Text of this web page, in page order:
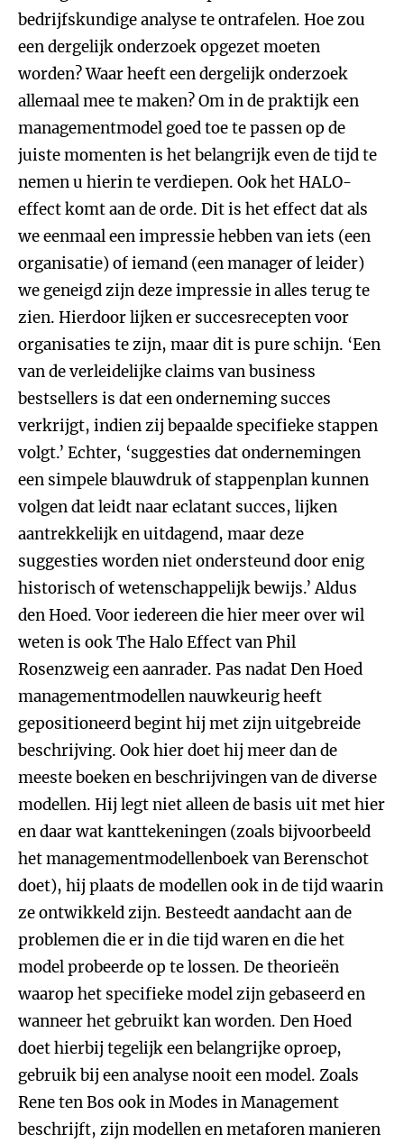
bedrijfskundige analyse te ontrafelen. Hoe zou
een dergelijk onderzoek opgezet moeten
worden? Waar heeft een dergelijk onderzoek
allemaal mee te maken? Om in de praktijk een
managementmodel goed toe te passen op de
juiste momenten is het belangrijk even de tijd te
nemen u hierin te verdiepen. Ook het HALO-
effect komt aan de orde. Dit is het effect dat als
we eenmaal een impressie hebben van iets (een
organisatie) of iemand (een manager of leider)
we geneigd zijn deze impressie in alles terug te
zien. Hierdoor lijken er succesrecepten voor
organisaties te zijn, maar dit is pure schijn. ‘Een
van de verleidelijke claims van business
bestsellers is dat een onderneming succes
verkrijgt, indien zij bepaalde specifieke stappen
volgt.’ Echter, ‘suggesties dat ondernemingen
een simpele blauwdruk of stappenplan kunnen
volgen dat leidt naar eclatant succes, lijken
aantrekkelijk en uitdagend, maar deze
suggesties worden niet ondersteund door enig
historisch of wetenschappelijk bewijs.’ Aldus
den Hoed. Voor iedereen die hier meer over wil
weten is ook The Halo Effect van Phil
Rosenzweig een aanrader. Pas nadat Den Hoed
managementmodellen nauwkeurig heeft
gepositioneerd begint hij met zijn uitgebreide
beschrijving. Ook hier doet hij meer dan de
meeste boeken en beschrijvingen van de diverse
modellen. Hij legt niet alleen de basis uit met hier
en daar wat kanttekeningen (zoals bijvoorbeeld
het managementmodellenboek van Berenschot
doet), hij plaats de modellen ook in de tijd waarin
ze ontwikkeld zijn. Besteedt aandacht aan de
problemen die er in die tijd waren en die het
model probeerde op te lossen. De theorieën
waarop het specifieke model zijn gebaseerd en
wanneer het gebruikt kan worden. Den Hoed
doet hierbij tegelijk een belangrijke oproep,
gebruik bij een analyse nooit een model. Zoals
Rene ten Bos ook in Modes in Management
beschrijft, zijn modellen en metaforen manieren